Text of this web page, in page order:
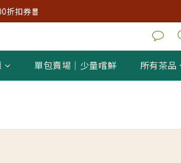
折扣券🧧
單包賣場｜少量嚐鮮 所有茶品